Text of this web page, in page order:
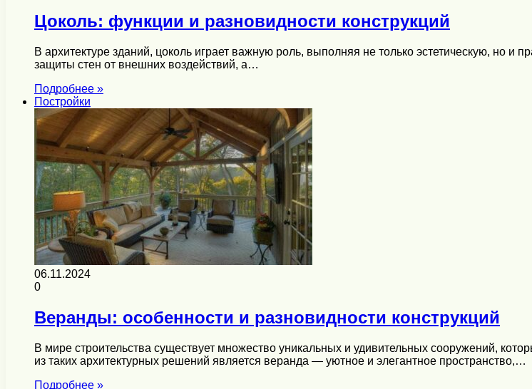
Цоколь: функции и разновидности конструкций
В архитектуре зданий, цоколь играет важную роль, выполняя не только эстетическую, но
защиты стен от внешних воздействий, а…
Подробнее »
Постройки
06.11.2024
0
Веранды: особенности и разновидности конструкций
В мире строительства существует множество уникальных и удивительных сооружений,
из таких архитектурных решений является веранда — уютное и элегантное пространство,…
Подробнее »